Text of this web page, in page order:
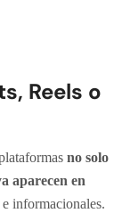
Reels o
no solo
aparecen en
informacionales.